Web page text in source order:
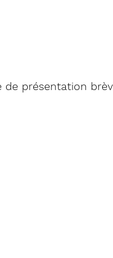
de présentation